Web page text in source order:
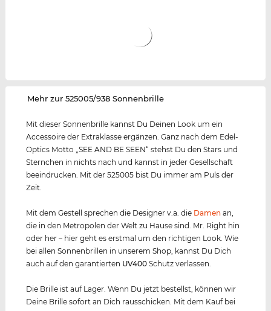
‌Mehr zur 525005/938 Sonnenbrille
Mit dieser Sonnenbrille kannst Du Deinen Look um ein
Accessoire der Extraklasse ergänzen. Ganz nach dem Edel-
Optics Motto „SEE AND BE SEEN“ stehst Du den Stars und
Sternchen in nichts nach und kannst in jeder Gesellschaft
beeindrucken. Mit der 525005 bist Du immer am Puls der
Zeit.
Mit dem Gestell sprechen die Designer v.a. die Damen an,
die in den Metropolen der Welt zu Hause sind. Mr. Right hin
oder her – hier geht es erstmal um den richtigen Look. Wie
bei allen Sonnenbrillen in unserem Shop, kannst Du Dich
auch auf den garantierten UV400 Schutz verlassen.
Die Brille ist auf Lager. Wenn Du jetzt bestellst, können wir
Deine Brille sofort an Dich rausschicken. Mit dem Kauf bei